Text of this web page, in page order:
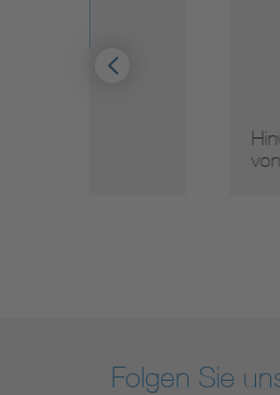
Hinweise zur
Folgen Sie